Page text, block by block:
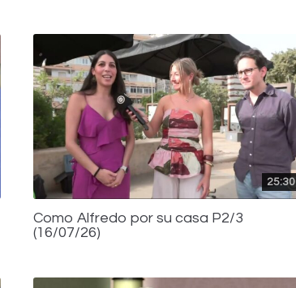
25:30
Como Alfredo por su casa P2/3
(16/07/26)